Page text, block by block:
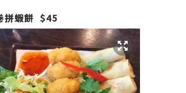
拼蝦餅 $45